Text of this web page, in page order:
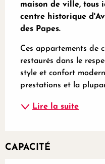
maison de ville, tous
centre historique
des Papes.
Ces appartements de
restaurés dans le
style et confort
prestations et la
Lire la suite
CAPACITÉ